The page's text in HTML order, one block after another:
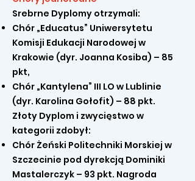
Srebrne Dyplomy otrzymali:
Chór „Educatus” Uniwersytetu
Komisji Edukacji Narodowej w
Krakowie (dyr. Joanna Kosiba) – 85
pkt,
Chór „Kantylena” III LO w Lublinie
(dyr. Karolina Gołofit) – 88 pkt.
Złoty Dyplom i zwycięstwo w
kategorii zdobył:
Chór Żeński Politechniki Morskiej w
Szczecinie pod dyrekcją Dominiki
Mastalerczyk – 93 pkt. Nagroda